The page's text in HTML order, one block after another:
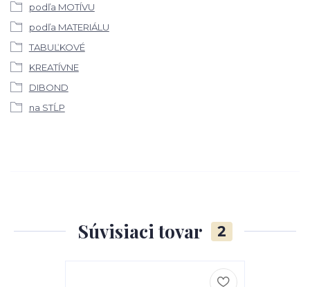
podľa MOTÍVU
podľa MATERIÁLU
TABUĽKOVÉ
KREATÍVNE
DIBOND
na STĹP
Súvisiaci tovar 2